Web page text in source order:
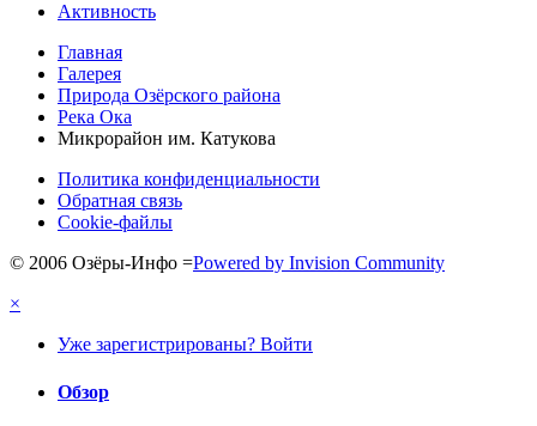
Активность
Главная
Галерея
Природа Озёрского района
Река Ока
Микрорайон им. Катукова
Политика конфиденциальности
Обратная связь
Cookie-файлы
© 2006 Озёры-Инфо =Powered by Invision Community
×
Уже зарегистрированы? Войти
Обзор